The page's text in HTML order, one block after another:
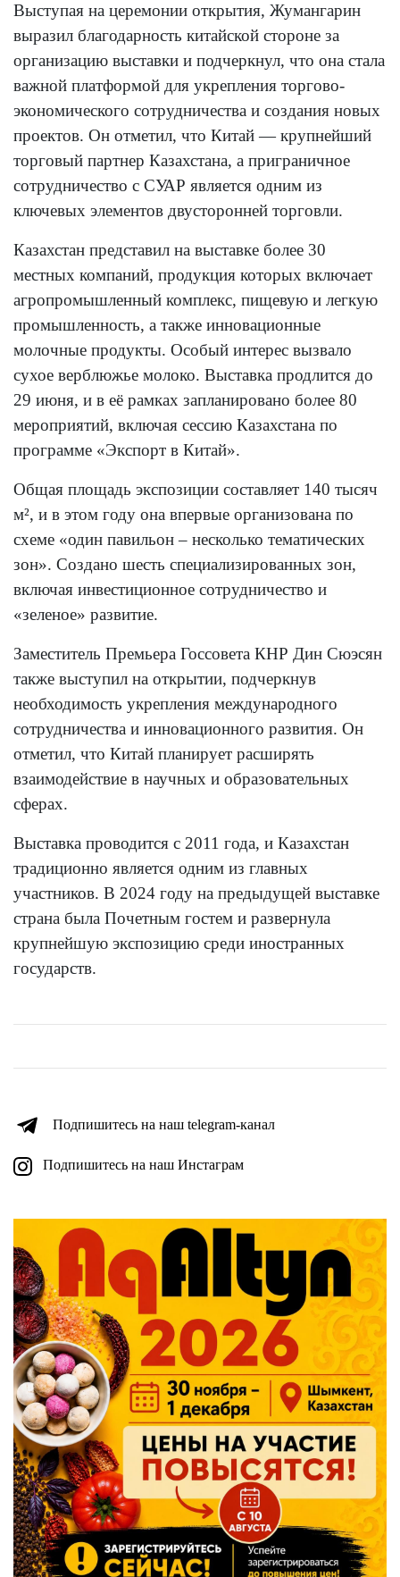
Выступая на церемонии открытия, Жумангарин
выразил благодарность китайской стороне за
организацию выставки и подчеркнул, что она стала
важной платформой для укрепления торгово-
экономического сотрудничества и создания новых
проектов. Он отметил, что Китай — крупнейший
торговый партнер Казахстана, а приграничное
сотрудничество с СУАР является одним из
ключевых элементов двусторонней торговли.
Казахстан представил на выставке более 30
местных компаний, продукция которых включает
агропромышленный комплекс, пищевую и легкую
промышленность, а также инновационные
молочные продукты. Особый интерес вызвало
сухое верблюжье молоко. Выставка продлится до
29 июня, и в её рамках запланировано более 80
мероприятий, включая сессию Казахстана по
программе «Экспорт в Китай».
Общая площадь экспозиции составляет 140 тысяч
м², и в этом году она впервые организована по
схеме «один павильон – несколько тематических
зон». Создано шесть специализированных зон,
включая инвестиционное сотрудничество и
«зеленое» развитие.
Заместитель Премьера Госсовета КНР Дин Сюэсян
также выступил на открытии, подчеркнув
необходимость укрепления международного
сотрудничества и инновационного развития. Он
отметил, что Китай планирует расширять
взаимодействие в научных и образовательных
сферах.
Выставка проводится с 2011 года, и Казахстан
традиционно является одним из главных
участников. В 2024 году на предыдущей выставке
страна была Почетным гостем и развернула
крупнейшую экспозицию среди иностранных
государств.
Подпишитесь на наш telegram-канал
Подпишитесь на наш Инстаграм